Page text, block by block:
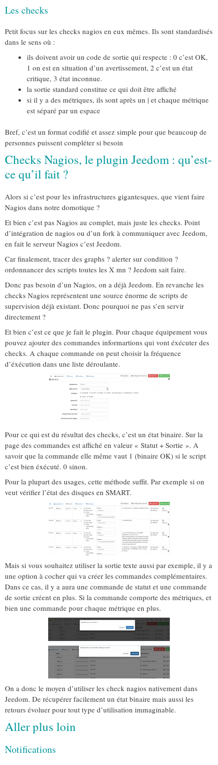
Les checks
Petit focus sur les checks nagios en eux mêmes. Ils sont standardisés
dans le sens où :
ils doivent avoir un code de sortie qui respecte : 0 c’est OK,
1 on est en situation d’un avertissement, 2 c’est un état
critique, 3 état inconnue.
la sortie standard constitue ce qui doit être affiché
si il y a des métriques, ils sont après un | et chaque métrique
est séparé par un espace
Bref, c’est un format codifié et assez simple pour que beaucoup de
personnes puissent compléter si besoin
Checks Nagios, le plugin Jeedom : qu’est-
ce qu’il fait ?
Alors si c’est pour les infrastructures gigantesques, que vient faire
Nagios dans notre domotique ?
Et bien c’est pas Nagios au complet, mais juste les checks. Point
d’intégration de nagios ou d’un fork à communiquer avec Jeedom,
en fait le serveur Nagios c’est Jeedom.
Car finalement, tracer des graphs ? alerter sur condition ?
ordonnancer des scripts toutes les X mn ? Jeedom sait faire.
Donc pas besoin d’un Nagios, on a déjà Jeedom. En revanche les
checks Nagios représentent une source énorme de scripts de
supervision déjà existant. Donc pourquoi ne pas s’en servir
directement ?
Et bien c’est ce que je fait le plugin. Pour chaque équipement vous
pouvez ajouter des commandes informartions qui vont éxécuter des
checks. A chaque commande on peut choisir la fréquence
d’éxécution dans une liste déroulante.
Pour ce qui est du résultat des checks, c’est un état binaire. Sur la
page des commandes est affiché en valeur « Statut + Sortie ». A
savoir que la commande elle même vaut 1 (binaire OK) si le script
c’est bien éxécuté. 0 sinon.
Pour la plupart des usages, cette méthode suffit. Par exemple si on
veut vérifier l’état des disques en SMART.
Mais si vous souhaitez utiliser la sortie texte aussi par exemple, il y a
une option à cocher qui va créer les commandes complémentaires.
Dans ce cas, il y a aura une commande de statut et une commande
de sortie créent en plus. Si la commande comporte des métriques, et
bien une commande pour chaque métrique en plus.
On a donc le moyen d’utiliser les check nagios nativement dans
Jeedom. De récupérer facilement un état binaire mais aussi les
retours évoluer pour tout type d’utilisation immaginable.
Aller plus loin
Notifications